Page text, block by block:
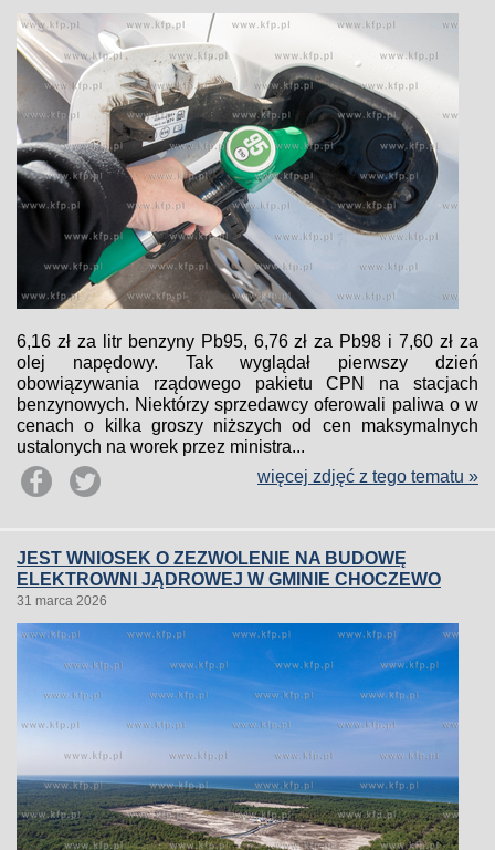
6,16 zł za litr benzyny Pb95, 6,76 zł za Pb98 i 7,60 zł za
olej napędowy. Tak wyglądał pierwszy dzień
obowiązywania rządowego pakietu CPN na stacjach
benzynowych. Niektórzy sprzedawcy oferowali paliwa o w
cenach o kilka groszy niższych od cen maksymalnych
ustalonych na worek przez ministra...
więcej zdjęć z tego tematu »
JEST WNIOSEK O ZEZWOLENIE NA BUDOWĘ
ELEKTROWNI JĄDROWEJ W GMINIE CHOCZEWO
31 marca 2026